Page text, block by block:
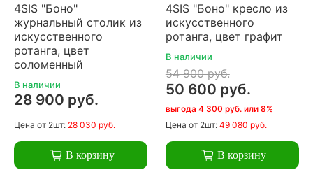
4SIS "Боно"
журнальный столик из
искусственного
ротанга, цвет
соломенный
В наличии
28 900 руб.
Цена от 2шт: 28 030 руб.
В корзину
4SIS "Боно" кресло из
искусственного
ротанга, цвет графит
В наличии
54 900 руб.
50 600 руб.
выгода 4 300 руб. или 8%
Цена от 2шт: 49 080 руб.
В корзину